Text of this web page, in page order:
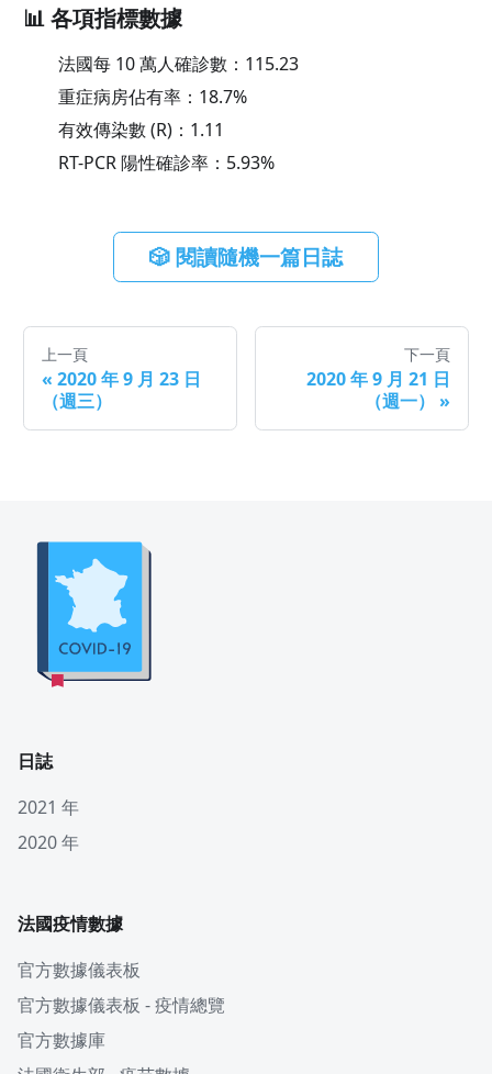
📊 各項指標數據
法國每 10 萬人確診數： 115.23
重症病房佔有率： 18.7%
有效傳染數 (R)： 1.11
RT-PCR 陽性確診率： 5.93%
🎲 閱讀隨機一篇日誌
上一頁
« 2020 年 9 月 23 日
（週三）
下一頁
2020 年 9 月 21 日
（週一）
»
日誌
2021 年
2020 年
法國疫情數據
官方數據儀表板
官方數據儀表板 - 疫情總覽
官方數據庫